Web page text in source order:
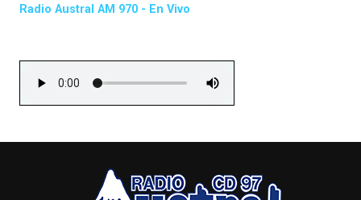
Radio Austral AM 970 - En Vivo